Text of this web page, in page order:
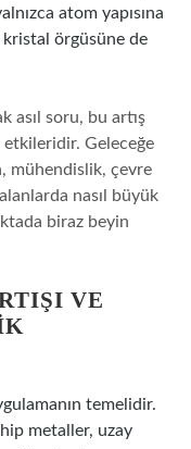
atom yapısına
kristal örgüsüne de
asıl soru, bu artış
etkileridir. Geleceğe
mühendislik, çevre
nasıl büyük
biraz beyin
VE
temelidir.
metaller, uzay